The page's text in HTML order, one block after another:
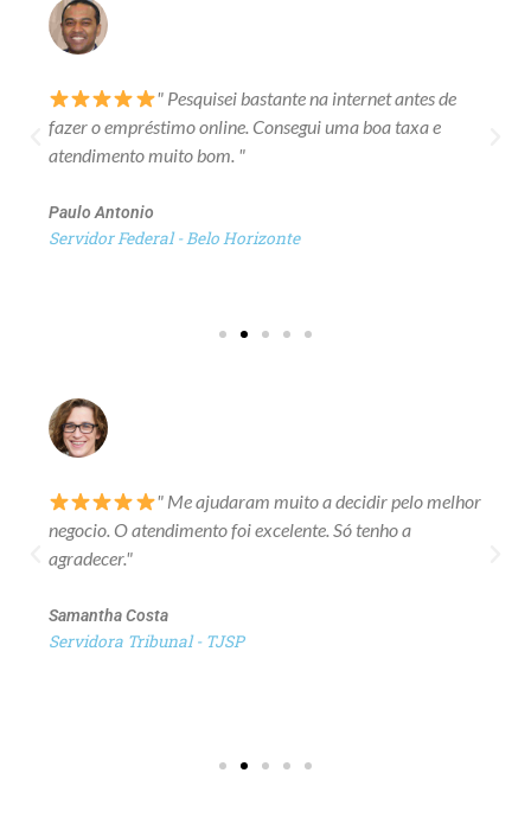
" Pesquisei bastante na internet antes de
fazer o empréstimo online. Consegui uma boa taxa e
atendimento muito bom. "
Paulo Antonio
Servidor Federal - Belo Horizonte
" Me ajudaram muito a decidir pelo melhor
negocio. O atendimento foi excelente. Só tenho a
agradecer."
Samantha Costa
Servidora Tribunal - TJSP